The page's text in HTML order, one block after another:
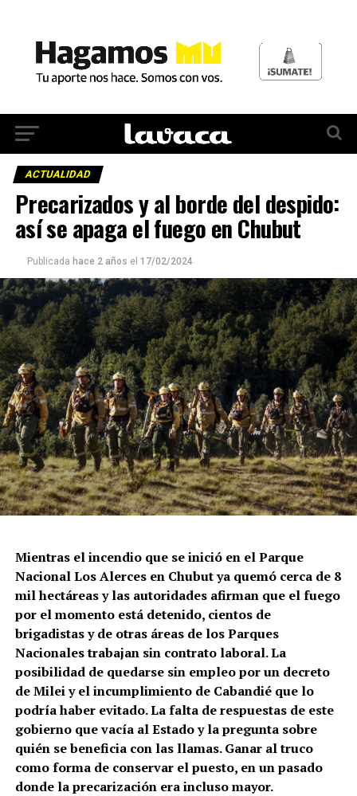
ACTUALIDAD
Precarizados y al borde del despido:
así se apaga el fuego en Chubut
Publicada hace 2 años el 17/02/2024
Mientras el incendio que se inició en el Parque
Nacional Los Alerces en Chubut ya quemó cerca de 8
mil hectáreas y las autoridades afirman que el fuego
por el momento está detenido, cientos de
brigadistas y de otras áreas de los Parques
Nacionales trabajan sin contrato laboral. La
posibilidad de quedarse sin empleo por un decreto
de Milei y el incumplimiento de Cabandié que lo
podría haber evitado. La falta de respuestas de este
gobierno que vacía al Estado y la pregunta sobre
quién se beneficia con las llamas. Ganar al truco
como forma de conservar el puesto, en un pasado
donde la precarización era incluso mayor.